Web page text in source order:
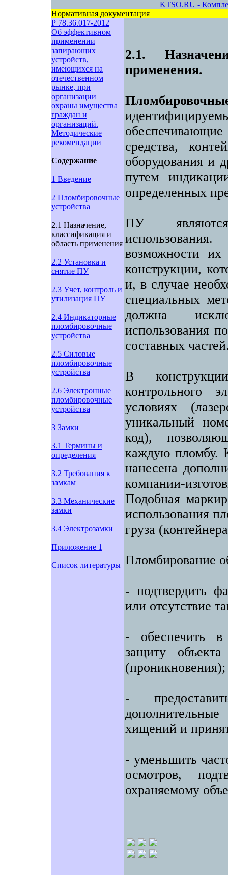
KTSO.RU -
Нормативная документация
Р 78.36.017-201 2
Об эффективном
применении
запирающих
устройств,
имеющихся на
отечественном
рынке, при
организации
охраны имущества
граждан и
организаций.
Методические
рекомендации
Содержание
1 Введение
2 Пломбировочные
устройства
2.1 Назначение,
классификация и
область применения
2.2 Установка и
снятие ПУ
2.3 Учет, контроль и
утилизация ПУ
2.4 Индикаторные
пломбировочные
устройства
2.5 Силовые
пломбировочные
устройства
2.6 Электронные
пломбировочные
устройства
3 Замки
3.1 Термины и
определения
3.2 Требования к
замкам
3.3 Механические
замки
3.4 Электрозамки
Приложение 1
Список литературы
2.1.
применения.
средства,
оборудования и
путем
определенных
ПУ являются
возможности их
конструкции,
и, в случае
специальных
должна
использования
составных
В
контрольного
условиях
уникальный
код),
каждую пломбу.
нанесена
компании-
Подобная
использования
груза
Пломбирование
- подтвердить
или отсутствие
- обеспечить в
защиту
(проникновения);
-
дополнительные
хищений и
- уменьшить
осмотров,
охраняемому